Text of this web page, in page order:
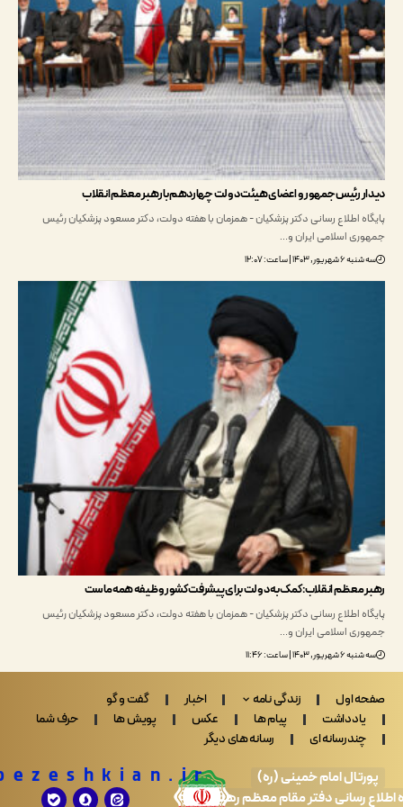
رئیس جمهور و اعضای هیئت دولت چهاردهم با رهبر معظم انقلاب
اطلاع رسانی دکتر پزشکیان - همزمان با هفته دولت، دکتر مسعود پزشکیان رئیس
اسلامی ایران و…
انقلاب: کمک به دولت برای پیشرفت کشور وظیفه همه ماست
اطلاع رسانی دکتر پزشکیان - همزمان با هفته دولت، دکتر مسعود پزشکیان رئیس
اسلامی ایران و…
اول زندگی نامه اخبار
گفت و گو
پیام ها عکس پویش ها
حرف شما
ای
رسانه های دیگر
امام خمینی (ره)
رسانی دفتر مقام معظم رهبری
Drpezeshkian.ir